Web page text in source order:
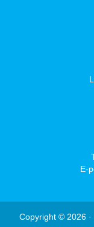
E-
Copyright © 2026 ·